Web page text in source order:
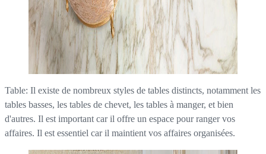
Table: Il existe de nombreux styles de tables distincts, notamment les
tables basses, les tables de chevet, les tables à manger, et bien
d'autres. Il est important car il offre un espace pour ranger vos
affaires. Il est essentiel car il maintient vos affaires organisées.